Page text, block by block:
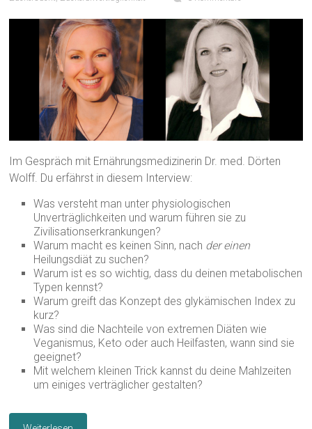
Im Gespräch mit Ernährungsmedizinerin Dr. med. Dörten
Wolff. Du erfährst in diesem Interview:
Was versteht man unter physiologischen
Unverträglichkeiten und warum führen sie zu
Zivilisationserkrankungen?
Warum macht es keinen Sinn, nach der einen
Heilungsdiät zu suchen?
Warum ist es so wichtig, dass du deinen metabolischen
Typen kennst?
Warum greift das Konzept des glykämischen Index zu
kurz?
Was sind die Nachteile von extremen Diäten wie
Veganismus, Keto oder auch Heilfasten, wann sind sie
geeignet?
Mit welchem kleinen Trick kannst du deine Mahlzeiten
um einiges verträglicher gestalten?